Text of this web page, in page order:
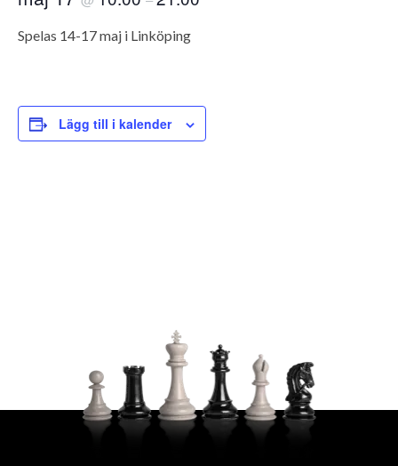
Spelas 14-17 maj i Linköping
Lägg till i kalender